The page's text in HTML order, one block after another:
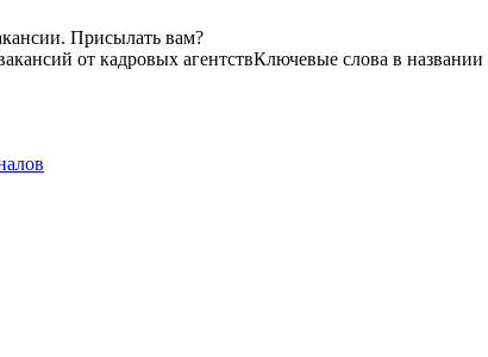
Присылать вам?
от кадровых агентствКлючевые слова в